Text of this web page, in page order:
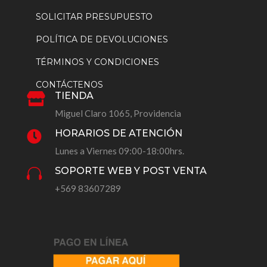
SOLICITAR PRESUPUESTO
POLÍTICA DE DEVOLUCIONES
TÉRMINOS Y CONDICIONES
CONTÁCTENOS
 TIENDA
Miguel Claro 1065, Providencia
 HORARIOS DE ATENCIÓN
Lunes a Viernes 09:00-18:00hrs.
 SOPORTE WEB Y POST VENTA
+569 83607289